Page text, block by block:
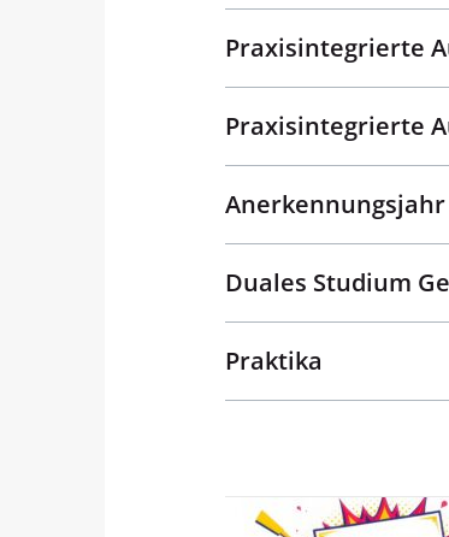
Praxisintegrierte
Praxisintegrierte
Duales Studium
Praktika